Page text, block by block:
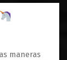
maneras